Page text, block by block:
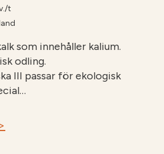
t
som innehåller kalium.
odling.
III passar för ekologisk